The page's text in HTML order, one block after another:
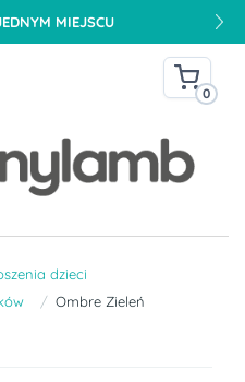
MIEJSCU
0
dzieci
Ombre Zieleń